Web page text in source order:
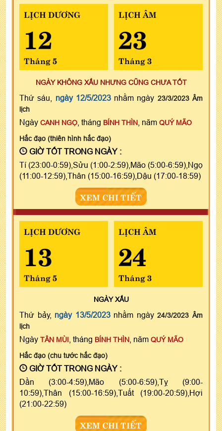
LỊCH DƯƠNG
12
Tháng 5
LỊCH ÂM
23
Tháng 3
NGÀY KHÔNG XẤU NHƯNG CŨNG CHƯA TỐT
Thứ sáu, ngày 12/5/2023nhằm ngày 23/3/2023 Âm
lịch
Ngày CANH NGỌ , tháng BÍNH THÌN , năm QUÝ MÃO
Hắc đạo (thiên hình hắc đạo)
GIỜ TỐT TRONG NGÀY :
Tí (23:00-0:59),Sửu (1:00-2:59),Mão (5:00-6:59),Ngọ
(11:00-12:59),Thân (15:00-16:59),Dậu (17:00-18:59)
XEM CHI TIẾT
LỊCH DƯƠNG
13
Tháng 5
LỊCH ÂM
24
Tháng 3
NGÀYXẤU
Thứ bảy, ngày 13/5/2023nhằm ngày24/3/2023 Âm
lịch
Ngày TÂN MÙI , tháng BÍNH THÌN , năm QUÝ MÃO
Hắc đạo (chu tước hắc đạo)
GIỜ TỐT TRONG NGÀY :
Dần (3:00-4:59),Mão (5:00-6:59),Tỵ (9:00-
10:59),Thân (15:00-16:59),Tuất (19:00-20:59),Hợi
(21:00-22:59)
XEM CHI TIẾT